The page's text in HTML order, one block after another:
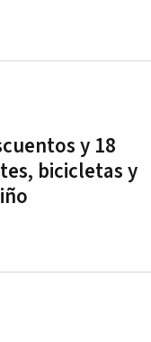
y 18
bicicletas y